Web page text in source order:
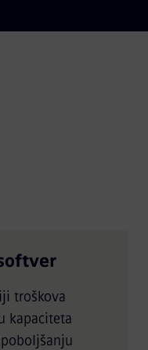
troškova
kapaciteta